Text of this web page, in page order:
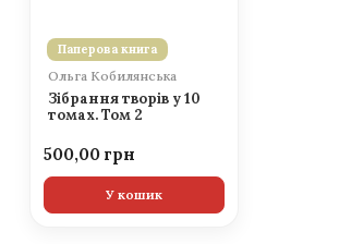
Паперова книга
Ольга Кобилянська
Зібрання творів у 10
томах. Том 2
500,00
У кошик